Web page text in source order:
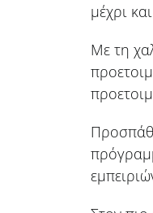
μέχρι
Με τη